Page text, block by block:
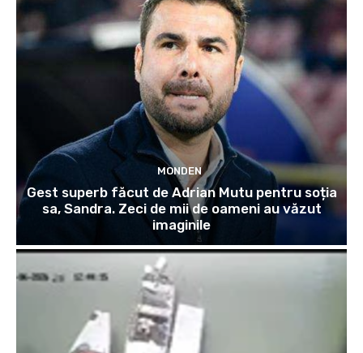
MONDEN
Gest superb făcut de Adrian Mutu pentru soția
sa, Sandra. Zeci de mii de oameni au văzut
imaginile